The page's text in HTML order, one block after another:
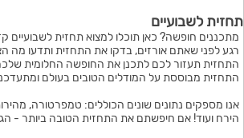
תחזית לשבועיים
מתכננים חופשה? כאן תוכלו למצוא תחזית לשבועיים
רגע לפני שאתם אורזים, בדקו את התחזית ותדעו מה
התחזית תעזור לכם לתכנן את החופשה החלומית
התחזית מבוססת על המודלים הטובים בעולם
אנו מספקים נתונים שונים הכוללים: טמפרטורה,
הירח ועוד! אם חיפשתם את התחזית הטובה ביותר -